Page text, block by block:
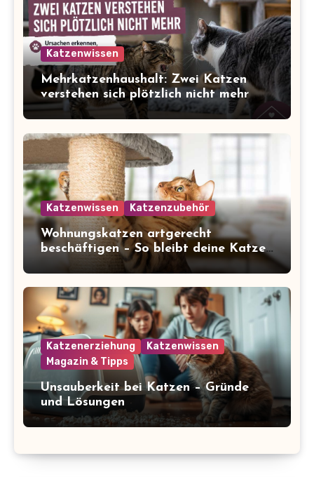
Katzenwissen
Mehrkatzenhaushalt: Zwei Katzen
verstehen sich plötzlich nicht mehr
Katzenwissen Katzenzubehör
Wohnungskatzen artgerecht
beschäftigen – So bleibt deine Katze
glücklich und gesund
Katzenerziehung
Katzenwissen
Magazin & Tipps
Unsauberkeit bei Katzen – Gründe
und Lösungen